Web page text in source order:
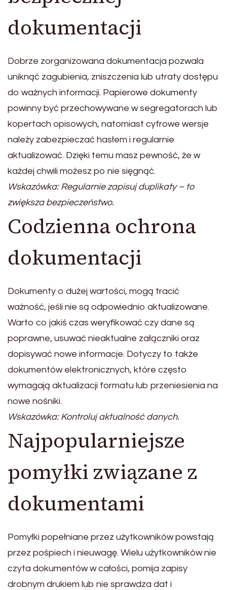
dokumentacji
Dobrze zorganizowana dokumentacja pozwala
uniknąć zagubienia, zniszczenia lub utraty dostępu
do ważnych informacji. Papierowe dokumenty
powinny być przechowywane w segregatorach lub
kopertach opisowych, natomiast cyfrowe wersje
należy zabezpieczać hasłem i regularnie
aktualizować. Dzięki temu masz pewność, że w
każdej chwili możesz po nie sięgnąć.
Wskazówka: Regularnie zapisuj duplikaty – to
zwiększa bezpieczeństwo.
Codzienna ochrona
dokumentacji
Dokumenty o dużej wartości, mogą tracić
ważność, jeśli nie są odpowiednio aktualizowane.
Warto co jakiś czas weryfikować czy dane są
poprawne, usuwać nieaktualne załączniki oraz
dopisywać nowe informacje. Dotyczy to także
dokumentów elektronicznych, które często
wymagają aktualizacji formatu lub przeniesienia na
nowe nośniki.
Wskazówka: Kontroluj aktualność danych.
Najpopularniejsze
pomyłki związane z
dokumentami
Pomyłki popełniane przez użytkowników powstają
przez pośpiech i nieuwagę. Wielu użytkowników nie
czyta dokumentów w całości, pomija zapisy
drobnym drukiem lub nie sprawdza dat i